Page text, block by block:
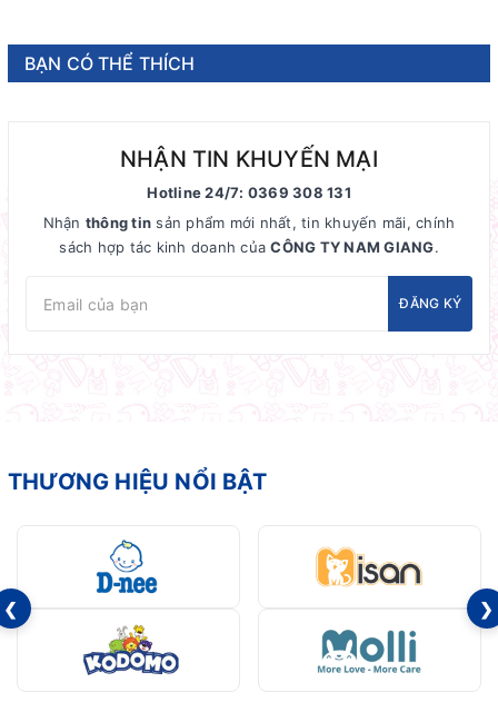
BẠN CÓ THỂ THÍCH
NHẬN TIN KHUYẾN MẠI
Hotline 24/7: 0369 308 131
Nhận thông tin sản phẩm mới nhất, tin khuyến mãi, chính
sách hợp tác kinh doanh củaCÔNG TY NAM GIANG.
ĐĂNG KÝ
THƯƠNG HIỆU NỔI BẬT
❮ ❯